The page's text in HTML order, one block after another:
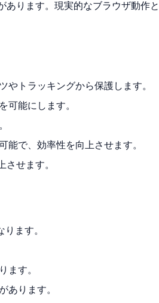
ります。現実的なブラウザ動
トラッキングから保護します。
可能にします。
で、効率性を向上させます。
せます。
ます。
ます。
あります。